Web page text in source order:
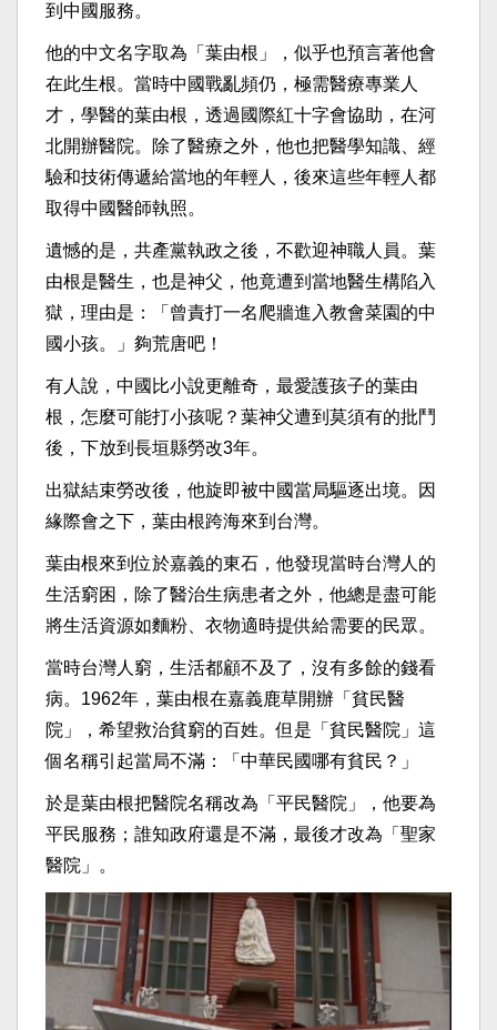
到中國服務。
他的中文名字取為「葉由根」，似乎也預言著他會
在此生根。當時中國戰亂頻仍，極需醫療專業人
才，學醫的葉由根，透過國際紅十字會協助，在河
北開辦醫院。除了醫療之外，他也把醫學知識、經
驗和技術傳遞給當地的年輕人，後來這些年輕人都
取得中國醫師執照。
遺憾的是，共產黨執政之後，不歡迎神職人員。葉
由根是醫生，也是神父，他竟遭到當地醫生構陷入
獄，理由是：「曾責打一名爬牆進入教會菜園的中
國小孩。」夠荒唐吧！
有人說，中國比小說更離奇，最愛護孩子的葉由
根，怎麼可能打小孩呢？葉神父遭到莫須有的批鬥
後，下放到長垣縣勞改3年。
出獄結束勞改後，他旋即被中國當局驅逐出境。因
緣際會之下，葉由根跨海來到台灣。
葉由根來到位於嘉義的東石，他發現當時台灣人的
生活窮困，除了醫治生病患者之外，他總是盡可能
將生活資源如麵粉、衣物適時提供給需要的民眾。
當時台灣人窮，生活都顧不及了，沒有多餘的錢看
病。1962年，葉由根在嘉義鹿草開辦「貧民醫
院」，希望救治貧窮的百姓。但是「貧民醫院」這
個名稱引起當局不滿：「中華民國哪有貧民？」
於是葉由根把醫院名稱改為「平民醫院」，他要為
平民服務；誰知政府還是不滿，最後才改為「聖家
醫院」。